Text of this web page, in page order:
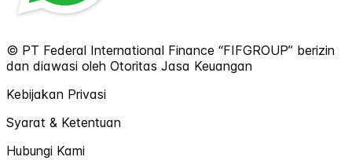
© PT Federal International Finance “FIFGROUP” berizin
dan diawasi oleh Otoritas Jasa Keuangan
Kebijakan Privasi
Syarat & Ketentuan
Hubungi Kami